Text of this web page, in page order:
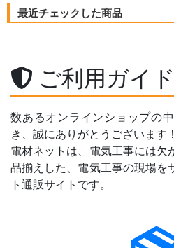
最近チェックした商品
ご利用ガイド
数あるオンラインショップの
き、誠にありがとうございます！
電材ネットは、電気工事には欠
品揃えした、電気工事の現場を
ト通販サイトです。